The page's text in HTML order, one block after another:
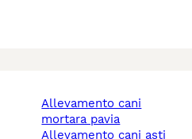
allevamento cani
mortara pavia
allevamento cani asti